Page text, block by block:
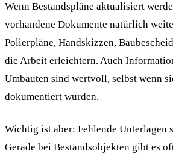
Wenn Bestandspläne aktualisiert
vorhandene Dokumente natürlich
Polierpläne, Handskizzen,
die Arbeit erleichtern. Auch
Umbauten sind wertvoll, selbst wenn
dokumentiert wurden.
Wichtig ist aber: Fehlende Unterlagen
Gerade bei Bestandsobjekten gibt es